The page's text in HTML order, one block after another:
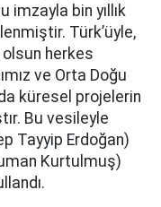
imzayla bin yıllık
Türk’üyle,
olsun herkes
ve Orta Doğu
küresel projelerin
Bu vesileyle
Tayyip Erdoğan)
Kurtulmuş)